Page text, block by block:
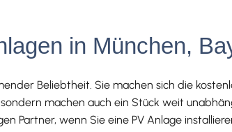
in München,
Beliebtheit. Sie machen sich die
machen auch ein Stück weit
Partner, wenn Sie eine PV Anlage